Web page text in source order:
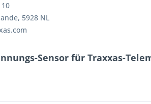
5928 NL
Sensor für Traxxas-